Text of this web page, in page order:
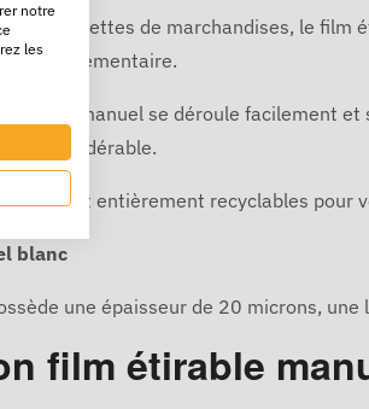
vos palettes de marchandises, le
supplémentaire.
manuel se déroule facilement et
considérable.
sont entièrement recyclables
blanc
une épaisseur de 20 microns,
film étirable
notre
les